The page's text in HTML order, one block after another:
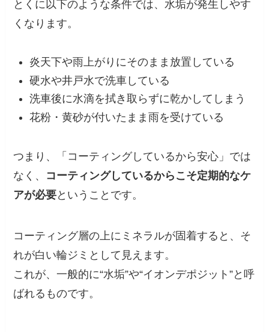
とくに以下のような条件では、水垢が発生しやす
くなります。
炎天下や雨上がりにそのまま放置している
硬水や井戸水で洗車している
洗車後に水滴を拭き取らずに乾かしてしまう
花粉・黄砂が付いたまま雨を受けている
つまり、「コーティングしているから安心」では
なく、 コーティングしているからこそ定期的なケ
アが必要ということです。
コーティング層の上にミネラルが固着すると、そ
れが白い輪ジミとして見えます。
これが、一般的に“水垢”や“イオンデポジット”と呼
ばれるものです。